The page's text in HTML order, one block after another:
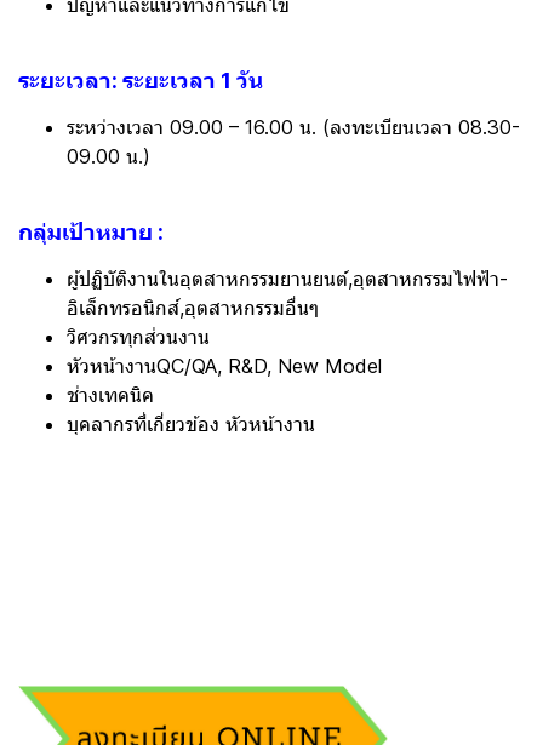
ปัญหาและแนวทางการแก้ไข
ระยะเวลา: ระยะเวลา 1 วัน
ระหว่างเวลา 09.00 – 16.00 น. (ลงทะเบียนเวลา 08.30-
09.00 น.)
กลุ่มเป้าหมาย :
ผู้ปฏิบัติงานในอุตสาหกรรมยานยนต์,อุตสาหกรรมไฟฟ้า-
อิเล็กทรอนิกส์,อุตสาหกรรมอื่นๆ
วิศวกรทุกส่วนงาน
หัวหน้างานQC/QA, R&D, New Model
ช่างเทคนิค
บุคลากรที่เกี่ยวข้อง หัวหน้างาน